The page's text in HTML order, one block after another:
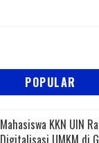
POPULAR
Mahasiswa KKN UIN